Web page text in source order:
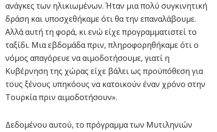
ανάγκες των ηλικιωμένων. Ήταν μια πολύ συγκινητική
δράση και υποσχεθήκαμε ότι θα την επαναλάβουμε.
Αλλά αυτή τη φορά, κι ενώ είχε προγραμματιστεί το
ταξίδι. Μια εβδομάδα πριν, πληροφορηθήκαμε ότι ο
νόμος απαγόρευε να αιμοδοτήσουμε, γιατί η
Κυβέρνηση της χώρας είχε βάλει ως προϋπόθεση για
τους ξένους υπηκόους να κατοικούν έναν χρόνο στην
Τουρκία πριν αιμοδοτήσουν».
Δεδομένου αυτού, το πρόγραμμα των Μυτιληνιών